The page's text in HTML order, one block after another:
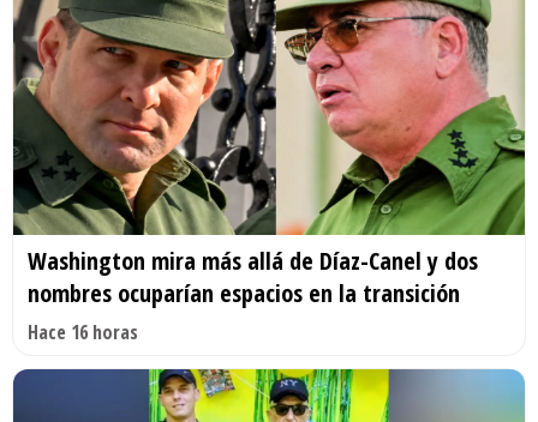
Washington mira más allá de Díaz-Canel y dos
nombres ocuparían espacios en la transición
Hace 16 horas